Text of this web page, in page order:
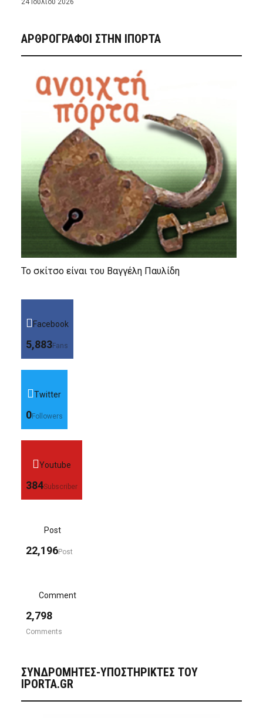
24 Ιουλίου 2026
ΑΡΘΡΟΓΡΑΦΟΙ ΣΤΗΝ IΠΟΡΤΑ
Το σκίτσο είναι του Βαγγέλη Παυλίδη
Facebook
5,883Fans
Twitter
0Followers
Youtube
384Subscriber
Post
22,196Post
Comment
2,798
Comments
ΣΥΝΔΡΟΜΗΤΈΣ-ΥΠΟΣΤΗΡΙΚΤΈΣ ΤΟΥ
IPORTA.GR